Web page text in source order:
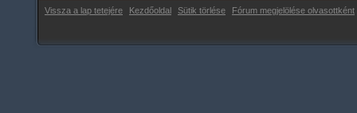
Vissza a lap tetejére Kezdőoldal Sütik törlése Fórum megjelölése olvasottként